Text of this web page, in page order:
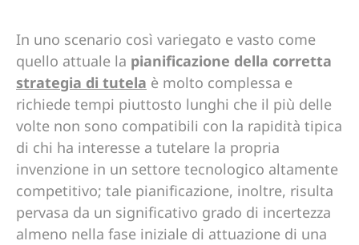
In uno scenario così variegato e vasto come
quello attuale la pianificazione della corretta
strategia di tutela è molto complessa e
richiede tempi piuttosto lunghi che il più delle
volte non sono compatibili con la rapidità tipica
di chi ha interesse a tutelare la propria
invenzione in un settore tecnologico altamente
competitivo; tale pianificazione, inoltre, risulta
pervasa da un significativo grado di incertezza
almeno nella fase iniziale di attuazione di una